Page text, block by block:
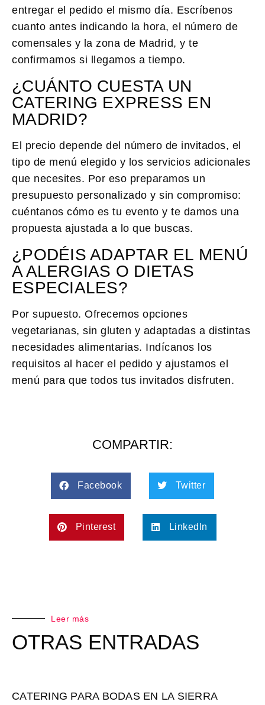
entregar el pedido el mismo día. Escríbenos
cuanto antes indicando la hora, el número de
comensales y la zona de Madrid, y te
confirmamos si llegamos a tiempo.
¿CUÁNTO CUESTA UN
CATERING EXPRESS EN
MADRID?
El precio depende del número de invitados, el
tipo de menú elegido y los servicios adicionales
que necesites. Por eso preparamos un
presupuesto personalizado y sin compromiso:
cuéntanos cómo es tu evento y te damos una
propuesta ajustada a lo que buscas.
¿PODÉIS ADAPTAR EL MENÚ
A ALERGIAS O DIETAS
ESPECIALES?
Por supuesto. Ofrecemos opciones
vegetarianas, sin gluten y adaptadas a distintas
necesidades alimentarias. Indícanos los
requisitos al hacer el pedido y ajustamos el
menú para que todos tus invitados disfruten.
COMPARTIR:
Facebook Twitter
Pinterest LinkedIn
Leer más
OTRAS ENTRADAS
CATERING PARA BODAS EN LA SIERRA